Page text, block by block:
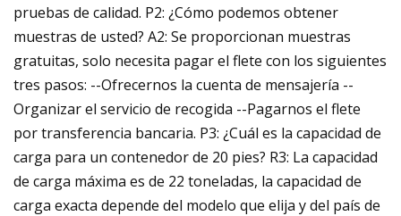
pruebas de calidad. P2: ¿Cómo podemos obtener
muestras de usted? A2: Se proporcionan muestras
gratuitas, solo necesita pagar el flete con los siguientes
tres pasos: --Ofrecernos la cuenta de mensajería --
Organizar el servicio de recogida --Pagarnos el flete
por transferencia bancaria. P3: ¿Cuál es la capacidad de
carga para un contenedor de 20 pies? R3: La capacidad
de carga máxima es de 22 toneladas, la capacidad de
carga exacta depende del modelo que elija y del país de